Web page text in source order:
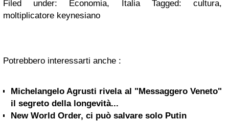
Filed under: Economia, Italia Tagged: cultura,
moltiplicatore keynesiano
Potrebbero interessarti anche :
Michelangelo Agrusti rivela al "Messaggero Veneto"
il segreto della longevità...
New World Order, ci può salvare solo Putin